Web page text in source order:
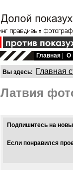
Главная О
Вы здесь: Главная
Латвия
Подпишитесь на
Если понравился